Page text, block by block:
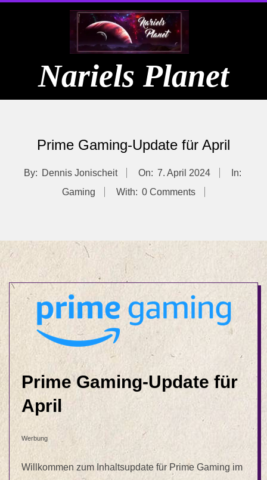
Nariels Planet
Prime Gaming-Update für April
By: Dennis Jonischeit On: 7. April 2024
In:
Gaming
With: 0 Comments
Prime Gaming-Update für
April
Werbung
Willkommen zum Inhaltsupdate für Prime Gaming im